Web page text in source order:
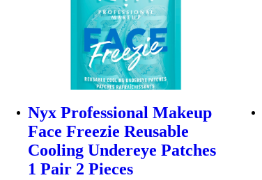
Nyx Professional Makeup
Face Freezie Reusable
Cooling Undereye Patches
1 Pair 2 Pieces